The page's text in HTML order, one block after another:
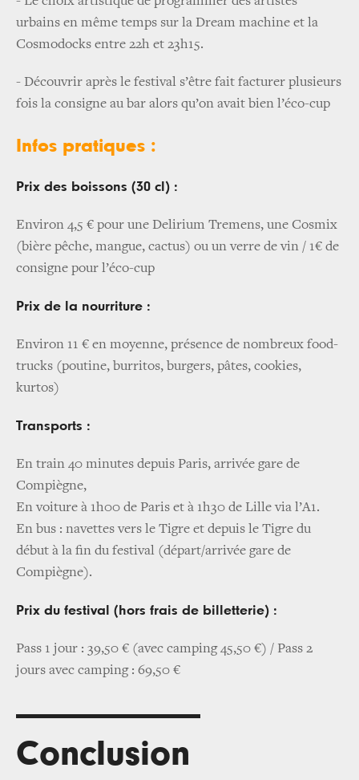
urbains en même temps sur la Dream machine et la
Cosmodocks entre 22h et 23h15.
- Découvrir après le festival s’être fait facturer plusieurs
fois la consigne au bar alors qu’on avait bien l’éco-cup
Infos pratiques :
Prix des boissons (30 cl) :
Environ 4,5 € pour une Delirium Tremens, une Cosmix
(bière pêche, mangue, cactus) ou un verre de vin / 1€ de
consigne pour l’éco-cup
Prix de la nourriture :
Environ 11 € en moyenne, présence de nombreux food-
trucks (poutine, burritos, burgers, pâtes, cookies,
kurtos)
Transports :
En train 40 minutes depuis Paris, arrivée gare de
Compiègne,
En voiture à 1h00 de Paris et à 1h30 de Lille via l’A1.
En bus : navettes vers le Tigre et depuis le Tigre du
début à la fin du festival (départ/arrivée gare de
Compiègne).
Prix du festival (hors frais de billetterie) :
Pass 1 jour : 39,50 € (avec camping 45,50 €) / Pass 2
jours avec camping : 69,50 €
Conclusion